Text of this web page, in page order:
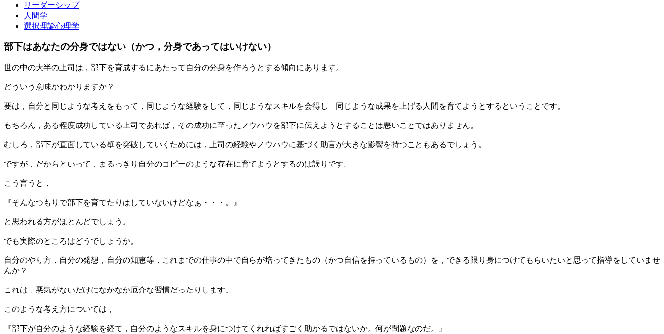
リーダーシップ
人間学
選択理論心理学
部下はあなたの分身ではない（かつ，分身であってはいけない）
世の中の大半の上司は，部下を育成するにあたって自分の分身を作ろうとする傾向にあります。
どういう意味かわかりますか？
要は，自分と同じような考えをもって，同じような経験をして，同じようなスキルを会得し，同じような成果を上げる人間を育てようとするということです。
もちろん，ある程度成功している上司であれば，その成功に至ったノウハウを部下に伝えようとすることは悪いことではありません。
むしろ，部下が直面している壁を突破していくためには，上司の経験やノウハウに基づく助言が大きな影響を持つこともあるでしょう。
ですが，だからといって，まるっきり自分のコピーのような存在に育てようとするのは誤りです。
こう言うと，
『そんなつもりで部下を育てたりはしていないけどなぁ・・・。』
と思われる方がほとんどでしょう。
でも実際のところはどうでしょうか。
自分のやり方，自分の発想，自分の知恵等，これまでの仕事の中で自らが培ってきたもの（かつ自信を持っているもの）を，できる限り身につけてもらいたいと思って指導をしていませ
んか？
これは，悪気がないだけになかなか厄介な習慣だったりします。
このような考え方については，
『部下が自分のような経験を経て，自分のようなスキルを身につけてくれればすごく助かるではないか。何が問題なのだ。』